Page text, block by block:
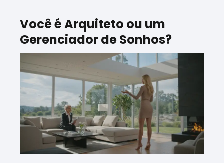
Você é Arquiteto ou um
Gerenciador de Sonhos?